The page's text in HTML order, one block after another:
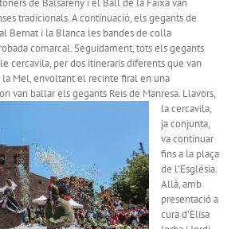
tradicionals. A continuació, els gegants de
Bernat i la Blanca les bandes de colla
comarcal. Seguidament, tots els gegants
cercavila, per dos itineraris diferents que van
Mel, envoltant el recinte firal en una
van ballar els gegants Reis de Manresa. Llavors,
la cercavila,
ja conjunta,
va continuar
fins a la plaça
de l’Església.
Allà, amb
presentació a
cura d’Elisa